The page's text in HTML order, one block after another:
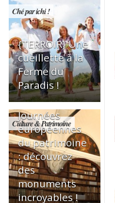
Ché par ichi !
{TERROIR} Une
cueillette à la
Ferme du
Paradis !
Culture & Patrimoine
{EVENEMENT}
Journées
européennes
du patrimoine
: découvrez
des
monuments
incroyables !